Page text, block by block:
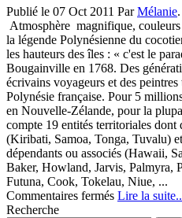
des
plongées
en
Polynésie
Publié le 07 Oct 2011 ParMélanie
Atmosphère magnifique,
la légende Polynésienne du
les hauteurs des îles : « c'est le
Bougainville en 1768. Des
écrivains voyageurs et des
Polynésie française. Pour 5
en Nouvelle-Zélande, pour la
compte 19 entités territoriales dont
(Kiribati, Samoa, Tonga, Tuvalu)
dépendants ou associés (Hawaii,
Baker, Howland, Jarvis, Palmyra,
Futuna, Cook, Tokelau, Niue, ...
Commentaires ferméssur
Lire la
Recherche